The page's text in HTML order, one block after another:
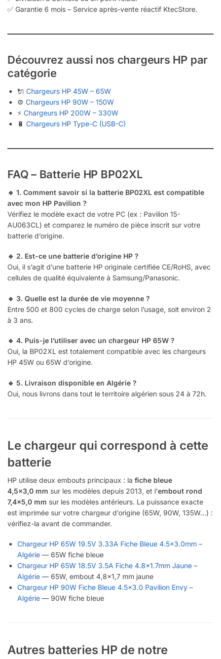
✅ Garantie 6 mois – Service après-vente réactif KtecStore.
Découvrez aussi nos chargeurs HP par
catégorie
🔌 Chargeurs HP 45W – 65W
⚙️ Chargeurs HP 90W – 150W
⚡ Chargeurs HP 200W – 330W
🔋 Chargeurs HP Type-C (USB-C)
FAQ – Batterie HP BP02XL
🔹 1. Comment savoir si la batterie BP02XL est compatible
avec mon HP Pavilion ?
Vérifiez le modèle exact de votre PC (ex : Pavilion 15-
AU063CL) et comparez le numéro de pièce inscrit sur votre
batterie d’origine.
🔹 2. Est-ce une batterie d’origine HP ?
Oui, il s’agit d’une batterie HP originale certifiée CE/RoHS, avec
cellules de qualité équivalente à Samsung/Panasonic.
🔹 3. Quelle est la durée de vie moyenne ?
Entre 500 et 800 cycles de charge selon l’usage, soit environ 2
à 3 ans.
🔹 4. Puis-je l’utiliser avec un chargeur HP 65W ?
Oui, la BP02XL est totalement compatible avec les chargeurs
HP 45W ou 65W d’origine.
🔹 5. Livraison disponible en Algérie ?
Oui, nous livrons dans tout le territoire algérien sous 24 à 72h.
Le chargeur qui correspond à cette
batterie
HP utilise deux embouts principaux : la fiche bleue
4,5×3,0 mm sur les modèles depuis 2013, et l’embout rond
7,4×5,0 mm sur les modèles antérieurs. La puissance exacte
est imprimée sur votre chargeur d’origine (65W, 90W, 135W…) :
vérifiez-la avant de commander.
Chargeur HP 65W 19.5V 3.33A Fiche Bleue 4.5×3.0mm –
Algérie — 65W fiche bleue
Chargeur HP 65W 18.5V 3.5A Fiche 4.8×1.7mm Jaune –
Algérie — 65W, embout 4,8×1,7 mm jaune
Chargeur HP 90W Fiche Bleue 4.5×3.0 Pavilion Envy –
Algérie — 90W fiche bleue
Autres batteries HP de notre